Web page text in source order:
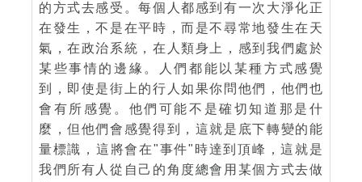
的方式去感受。每個人都感到有一次大淨化正
在發生，不是在平時，而是不尋常地發生在天
氣，在政治系統，在人類身上，感到我們處於
某些事情的邊緣。人們都能以某種方式感覺
到，即使是街上的行人如果你問他們，他們也
會有所感覺。他們可能不是確切知道那是什
麼，但他們會感覺得到，這就是底下轉變的能
量標識，這將會在"事件"時達到頂峰，這就是
我們所有人從自己的角度總會用某個方式去做